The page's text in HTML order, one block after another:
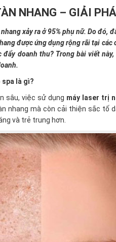
NHANG – GIẢI
xảy ra ở 95% phụ nữ. Do đó,
được ứng dụng rộng rãi tại
doanh thu? Trong bài viết này,
spa là gì?
sâu, việc sử dụng máy laser trị
nhang mà còn cải thiện sắc
và trẻ trung hơn.